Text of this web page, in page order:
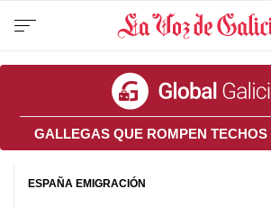
GALLEGAS QUE ROMPEN TECHOS
ESPAÑA EMIGRACIÓN